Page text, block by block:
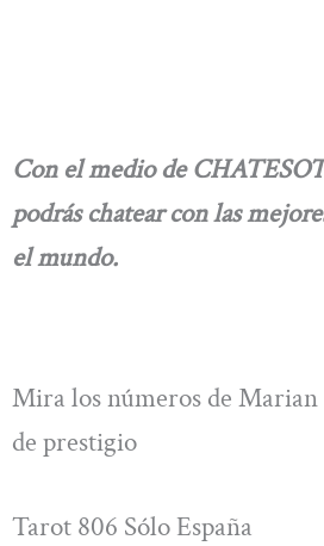
Con el medio de
podrás chatear con las
el mundo.
Mira los números de
de prestigio
Tarot 806 Sólo España